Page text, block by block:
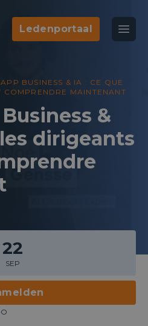
& Networking
Ledenportaal
BUSINESS & IA : CE QUE
COMPRENDRE MAINTENANT
&
dirigeants
22
SEP